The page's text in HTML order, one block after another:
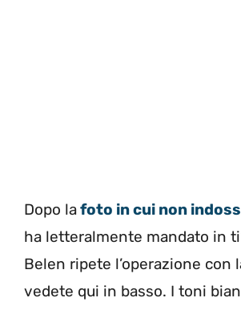
Dopo lafoto in cui non
ha letteralmente mandato in
Belen ripete l’operazione con
vedete qui in basso. I toni